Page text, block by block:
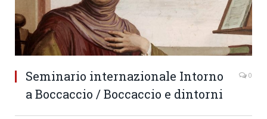
Seminario internazionale Intorno
a Boccaccio / Boccaccio e dintorni
0